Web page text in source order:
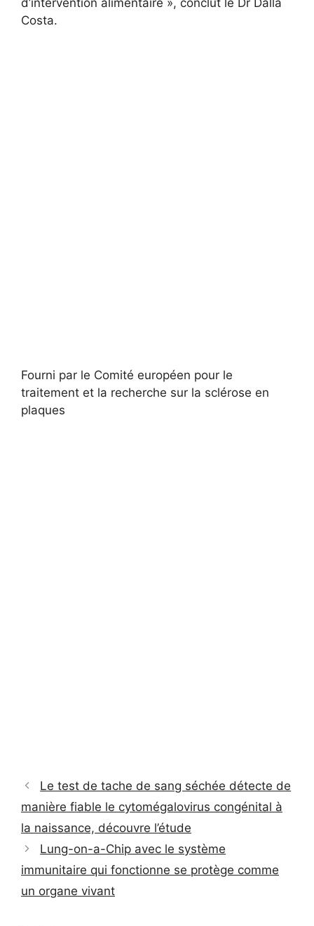
Costa.
Fourni par le Comité européen pour le
traitement et la recherche sur la sclérose en
plaques
Le test de tache de sang séchée détecte de
manière fiable le cytomégalovirus congénital à
la naissance, découvre l’étude
Lung-on-a-Chip avec le système
immunitaire qui fonctionne se protège comme
un organe vivant